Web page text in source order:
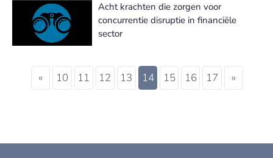
Acht krachten die zorgen voor
concurrentie disruptie in financiële
sector
« 10 11 12 13 14 15 16 17 »